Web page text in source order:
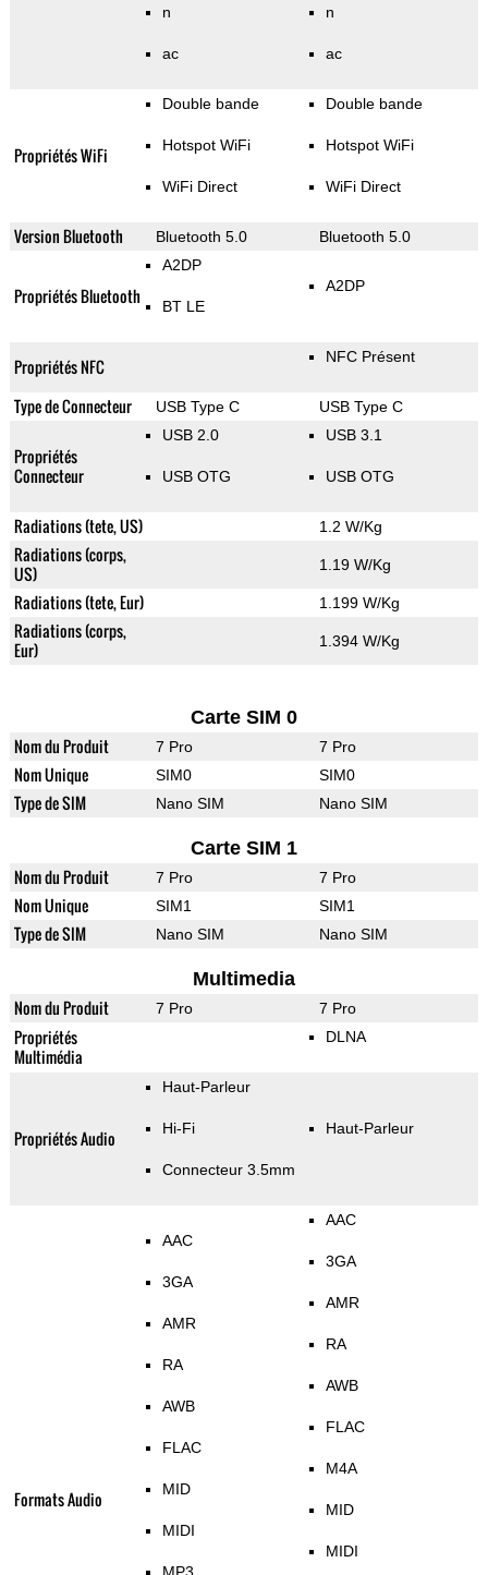
n
ac
n
ac
Propriétés WiFi
Double bande
Hotspot WiFi
WiFi Direct
Double bande
Hotspot WiFi
WiFi Direct
Version Bluetooth Bluetooth 5.0 Bluetooth 5.0
Propriétés Bluetooth
A2DP
BT LE
A2DP
Propriétés NFC NFC Présent
Type de Connecteur USB Type C USB Type C
Propriétés
Connecteur
USB 2.0
USB OTG
USB 3.1
USB OTG
Radiations (tete, US) 1.2 W/Kg
Radiations (corps,
US)
1.19 W/Kg
Radiations (tete, Eur) 1.199 W/Kg
Radiations (corps,
Eur)
1.394 W/Kg
Carte SIM 0
Nom du Produit 7 Pro 7 Pro
Nom Unique SIM0 SIM0
Type de SIM Nano SIM Nano SIM
Carte SIM 1
Nom du Produit 7 Pro 7 Pro
Nom Unique SIM1 SIM1
Type de SIM Nano SIM Nano SIM
Multimedia
Nom du Produit 7 Pro 7 Pro
Propriétés
Multimédia
DLNA
Propriétés Audio
Haut-Parleur
Hi-Fi
Connecteur 3.5mm
Haut-Parleur
Formats Audio
AAC
3GA
AMR
RA
AWB
FLAC
MID
MIDI
AAC
3GA
AMR
RA
AWB
FLAC
M4A
MID
MIDI